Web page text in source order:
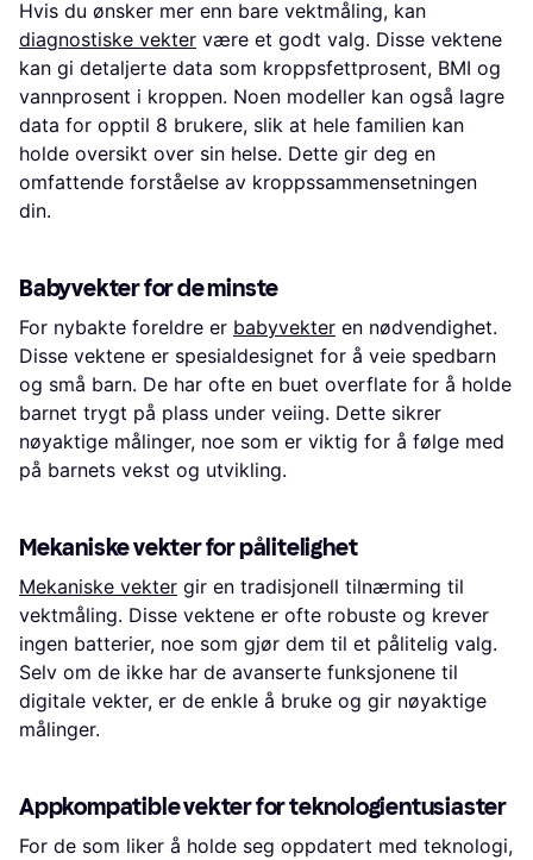
Hvis du ønsker mer enn bare vektmåling, kan
diagnostiske vekter være et godt valg. Disse vektene
kan gi detaljerte data som kroppsfettprosent, BMI og
vannprosent i kroppen. Noen modeller kan også lagre
data for opptil 8 brukere, slik at hele familien kan
holde oversikt over sin helse. Dette gir deg en
omfattende forståelse av kroppssammensetningen
din.
Babyvekter for de minste
For nybakte foreldre er babyvekter en nødvendighet.
Disse vektene er spesialdesignet for å veie spedbarn
og små barn. De har ofte en buet overflate for å holde
barnet trygt på plass under veiing. Dette sikrer
nøyaktige målinger, noe som er viktig for å følge med
på barnets vekst og utvikling.
Mekaniske vekter for pålitelighet
Mekaniske vekter gir en tradisjonell tilnærming til
vektmåling. Disse vektene er ofte robuste og krever
ingen batterier, noe som gjør dem til et pålitelig valg.
Selv om de ikke har de avanserte funksjonene til
digitale vekter, er de enkle å bruke og gir nøyaktige
målinger.
Appkompatible vekter for teknologientusiaster
For de som liker å holde seg oppdatert med teknologi,